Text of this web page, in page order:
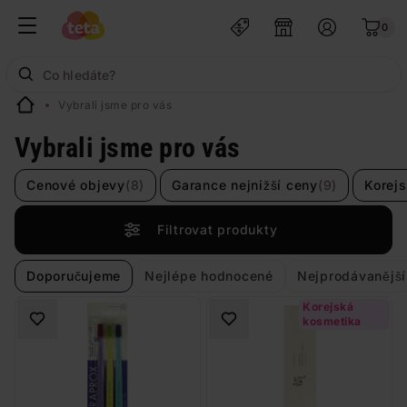
0
Vybrali jsme pro vás
Vybrali jsme pro vás
Cenové objevy (8) Garance nejnižší ceny (9)
Filtrovat produkty
Doporučujeme Nejlépe hodnocené Nejprodávanější
Korejská
kosmetika